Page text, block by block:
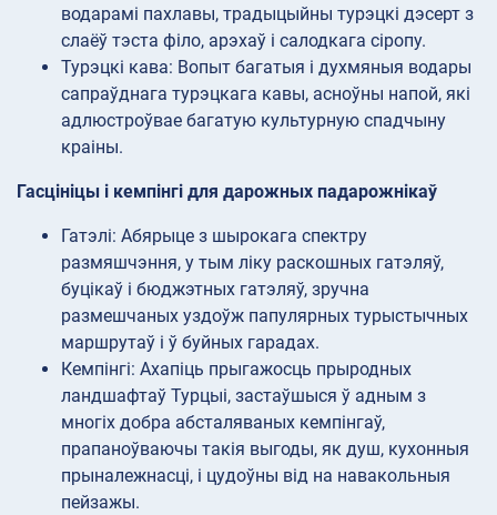
водарамі пахлавы, традыцыйны турэцкі дэсерт з
слаёў тэста філо, арэхаў і салодкага сіропу.
Турэцкі кава: Вопыт багатыя і духмяныя водары
сапраўднага турэцкага кавы, асноўны напой, які
адлюстроўвае багатую культурную спадчыну
краіны.
Гасцініцы і кемпінгі для дарожных падарожнікаў
Гатэлі: Абярыце з шырокага спектру
размяшчэння, у тым ліку раскошных гатэляў,
буцікаў і бюджэтных гатэляў, зручна
размешчаных уздоўж папулярных турыстычных
маршрутаў і ў буйных гарадах.
Кемпінгі: Ахапіць прыгажосць прыродных
ландшафтаў Турцыі, застаўшыся ў адным з
многіх добра абсталяваных кемпінгаў,
прапаноўваючы такія выгоды, як душ, кухонныя
прыналежнасці, і цудоўны від на навакольныя
пейзажы.